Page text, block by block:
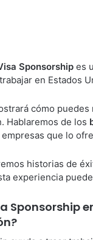
Sponsorship es
en Estados
cómo
Hablaremos de los
empresas que lo
historias de
experiencia
Sponsorship